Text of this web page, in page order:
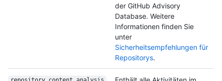
der GitHub Advisory
Database. Weitere
Informationen finden Sie
unter
Sicherheitsempfehlungen für
Repositorys.